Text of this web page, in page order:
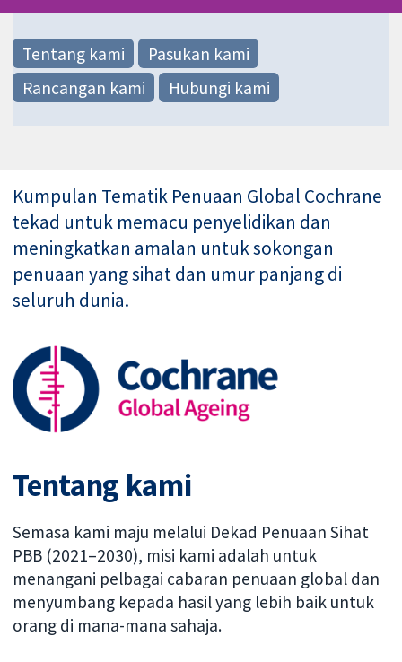
Tentang kami
Pasukan kami
Rancangan kami
Hubungi kami
Kumpulan Tematik Penuaan Global Cochrane
tekad untuk memacu penyelidikan dan
meningkatkan amalan untuk sokongan
penuaan yang sihat dan umur panjang di
seluruh dunia.
Tentang kami
Semasa kami maju melalui Dekad Penuaan Sihat
PBB (2021–2030), misi kami adalah untuk
menangani pelbagai cabaran penuaan global dan
menyumbang kepada hasil yang lebih baik untuk
orang di mana-mana sahaja.